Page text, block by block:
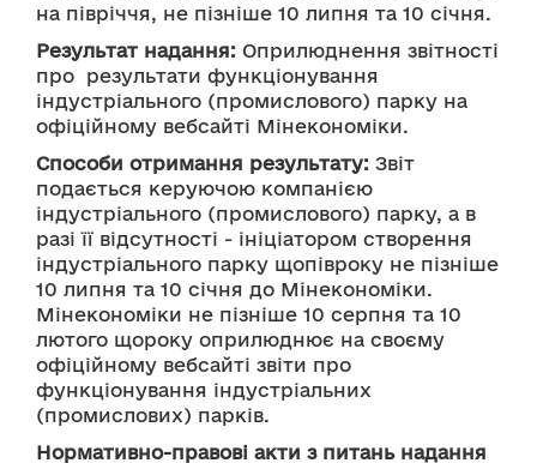
на півріччя, не пізніше 10 липня та 10 січня.
Результат надання: Оприлюднення звітності
про  результати функціонування
індустріального (промислового) парку на
офіційному вебсайті Мінекономіки.
Способи отримання результату: Звіт
подається керуючою компанією
індустріального (промислового) парку, а в
разі її відсутності - ініціатором створення
індустріального парку щопівроку не пізніше
10 липня та 10 січня до Мінекономіки.
Мінекономіки не пізніше 10 серпня та 10
лютого щороку оприлюднює на своєму
офіційному вебсайті звіти про
функціонування індустріальних
(промислових) парків.
Нормативно-правові акти з питань надання